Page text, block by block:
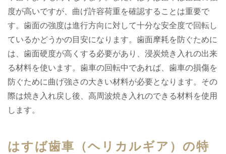
度が高いですが、曲げ許容荷重を確認することは重要で
す。歯面の強度は進行方向に対して十分な安全度で回転し
ているかどうかの目安になります。歯面摩耗を防ぐために
は、歯面硬度が高くする必要があり、浸炭焼き入れの出来
る材料を使います。歯車の回転中であれば、歯車の損傷を
防ぐために曲げ強さの大きい材料が必要となります。その
際は焼き入れ戻し後、高周波焼き入れのできる材料を使用
します。
はすば歯車（ヘリカルギア）の特